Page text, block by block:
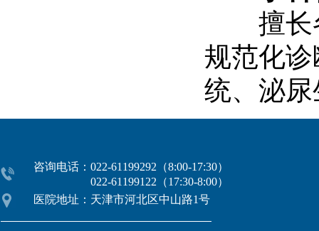
擅长各
规范化
统、泌
咨询电话：022-61199292（8:00-17:30）
022-61199122（17:30-8:00）
医院地址：天津市河北区中山路1号